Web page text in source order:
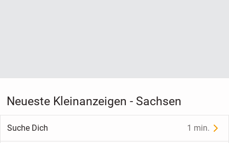
Neueste Kleinanzeigen - Sachsen
Suche Dich 1 min.